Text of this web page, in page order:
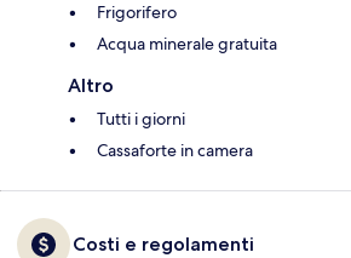
Frigorifero
Acqua minerale gratuita
Altro
Tutti i giorni
Cassaforte in camera
Costi e regolamenti